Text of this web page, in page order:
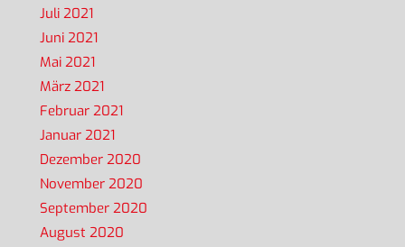
Juli 2021
Juni 2021
Mai 2021
März 2021
Februar 2021
Januar 2021
Dezember 2020
November 2020
September 2020
August 2020